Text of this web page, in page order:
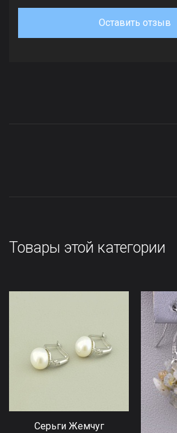
Оставить отзыв
Товары этой категории
Серьги Жемчуг